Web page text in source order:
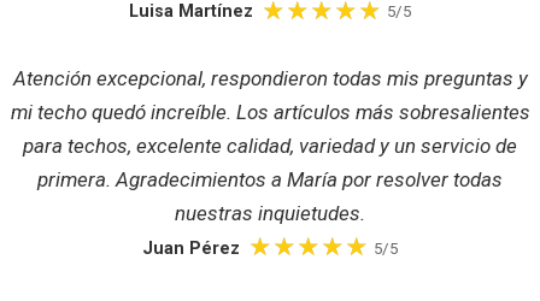
Luisa Martínez 5/5
Atención excepcional, respondieron todas mis preguntas y
mi techo quedó increíble. Los artículos más sobresalientes
para techos, excelente calidad, variedad y un servicio de
primera. Agradecimientos a María por resolver todas
nuestras inquietudes.
Juan Pérez 5/5